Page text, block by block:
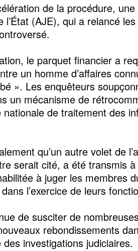
de la procédure,
l’État (AJE), qui a relancé
le parquet financier a
un homme d’affaires
». Les enquêteurs
un mécanisme de
de traitement des
qu’un autre volet de
serait cité, a été transmis
à juger les membres
l’exercice de leurs
de susciter de
rebondissements
investigations judiciaires.